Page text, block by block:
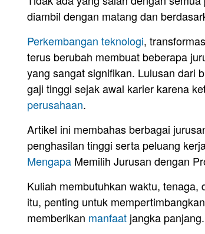
diambil dengan matang dan
Perkembangan teknologi,
terus berubah membuat beberapa
yang sangat signifikan. Lulusan dari
gaji tinggi sejak awal karier karena
perusahaan.
Artikel ini membahas berbagai
penghasilan tinggi serta peluang
Mengapa Memilih Jurusan dengan
Kuliah membutuhkan waktu,
itu, penting untuk
memberikan manfaat jangka panjang.